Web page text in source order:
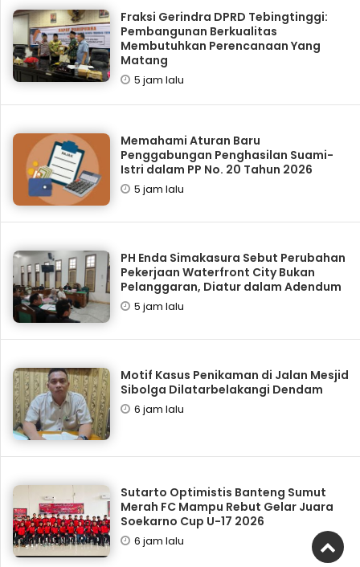
Fraksi Gerindra DPRD Tebingtinggi:
Pembangunan Berkualitas
Membutuhkan Perencanaan Yang
Matang
5 jam lalu
Memahami Aturan Baru
Penggabungan Penghasilan Suami-
Istri dalam PP No. 20 Tahun 2026
5 jam lalu
PH Enda Simakasura Sebut Perubahan
Pekerjaan Waterfront City Bukan
Pelanggaran, Diatur dalam Adendum
5 jam lalu
Motif Kasus Penikaman di Jalan Mesjid
Sibolga Dilatarbelakangi Dendam
6 jam lalu
Sutarto Optimistis Banteng Sumut
Merah FC Mampu Rebut Gelar Juara
Soekarno Cup U-17 2026
6 jam lalu